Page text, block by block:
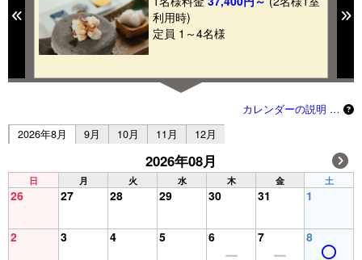
Previous
利用時)
定員 1～4名様
カレンダーの説明 …
2026年8月
9月 10月 11月 12月
2026年08月
日 月 火 水 木 金 土
26 27 28 29 30 31 1
2 3 4 5 6 7 8